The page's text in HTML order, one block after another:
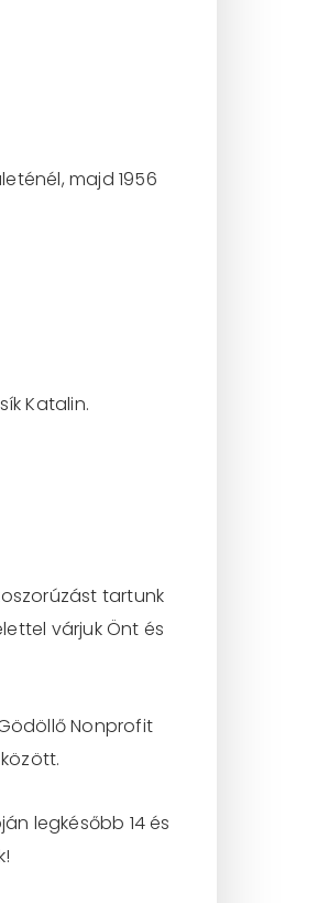
majd 1956
Katalin.
tartunk
várjuk Önt és
Nonprofit
legkésőbb 14 és